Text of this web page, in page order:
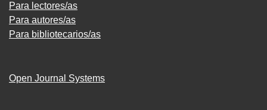
Para lectores/as
Para autores/as
Para bibliotecarios/as
Open Journal Systems